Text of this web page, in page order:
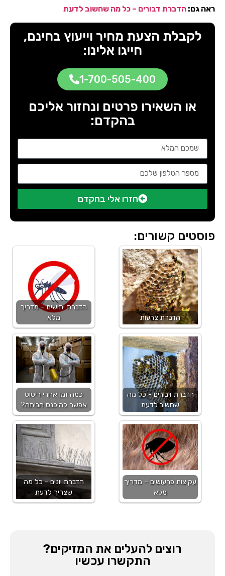
ראה גם: הדברת דבורים – כל מה שחשוב לדעת
לקבלת הצעת מחיר וייעוץ בחינם,
חייגו אלינו:
1-700-505-400
או השאירו פרטים ונחזור אליכם
בהקדם:
חזרו אלי בהקדם
פוסטים קשורים:
הדברת צרעות
הדברת דבורים - כל מה
שחשוב לדעת
עקיצות פרעושים – מדריך
מלא
הדברת יתושים – מדריך
מלא
כמה זמן אחרי ריסוס
אפשר להיכנס הביתה?
הדברת יונים - כל מה
שצריך לדעת
רוצים להעלים את המזיקים?
התקשרו עכשיו